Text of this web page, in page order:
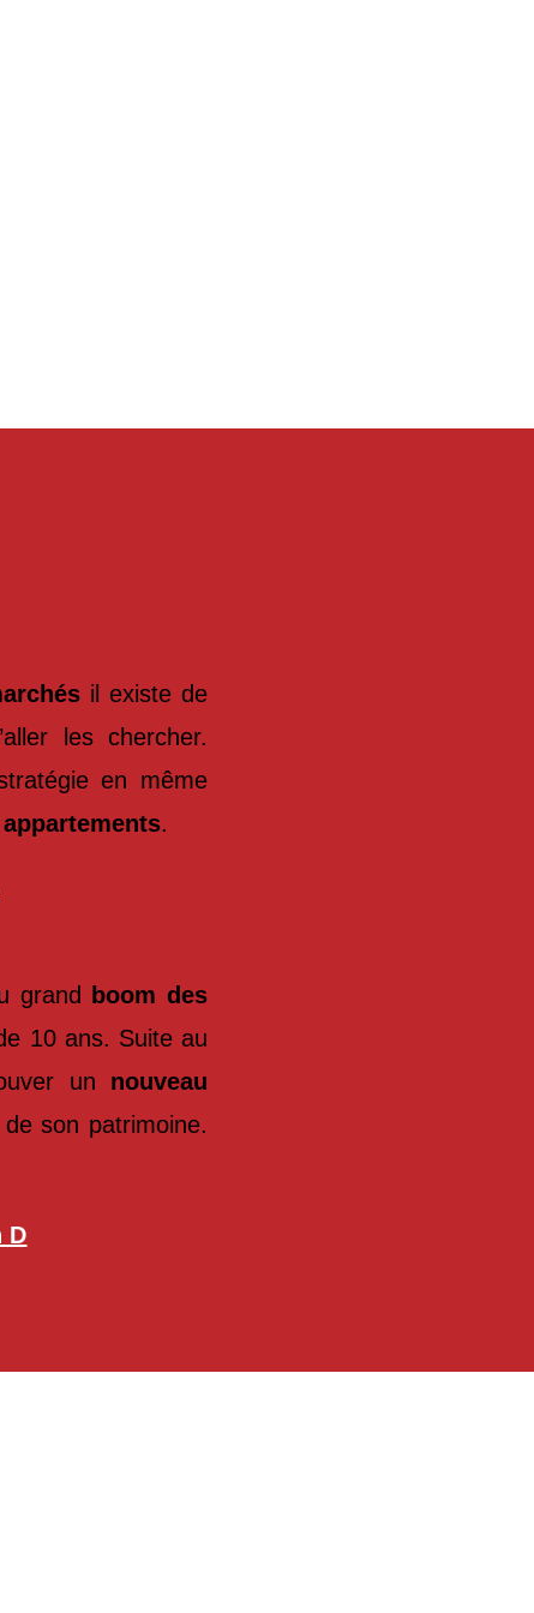
il existe de
les chercher.
en même
appartements.
grand boom des
10 ans. Suite au
un nouveau
son patrimoine.
D